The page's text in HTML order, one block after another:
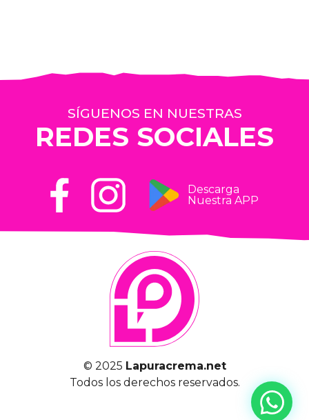
SÍGUENOS EN NUESTRAS
REDES SOCIALES
Descarga
Nuestra APP
© 2025 Lapuracrema.net
Todos los derechos reservados.